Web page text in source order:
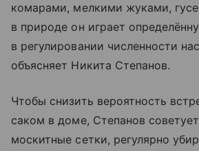
комарами, мелкими жуками,
в природе он играет
в регулировании численности
объясняет Никита Степанов.
Чтобы снизить вероятность
саком в доме, Степанов
москитные сетки, регулярно